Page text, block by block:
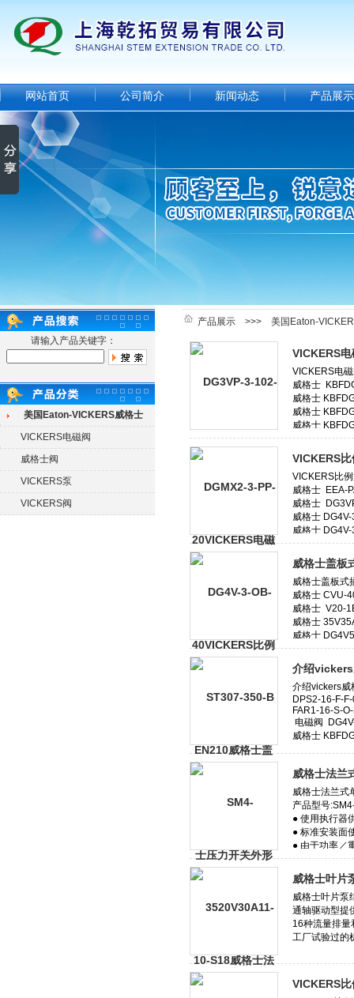
网站首页 公司简介 新闻动态 产品展示
请输入产品关键字：
美国Eaton-VICKERS威格士
VICKERS电磁阀
威格士阀
VICKERS泵
VICKERS阀
产品展示 >>> 美国Eaton-
VICKERS
VICKERS
威格士盖板
介绍vickers
威格士法兰
威格士叶片
VICKERS